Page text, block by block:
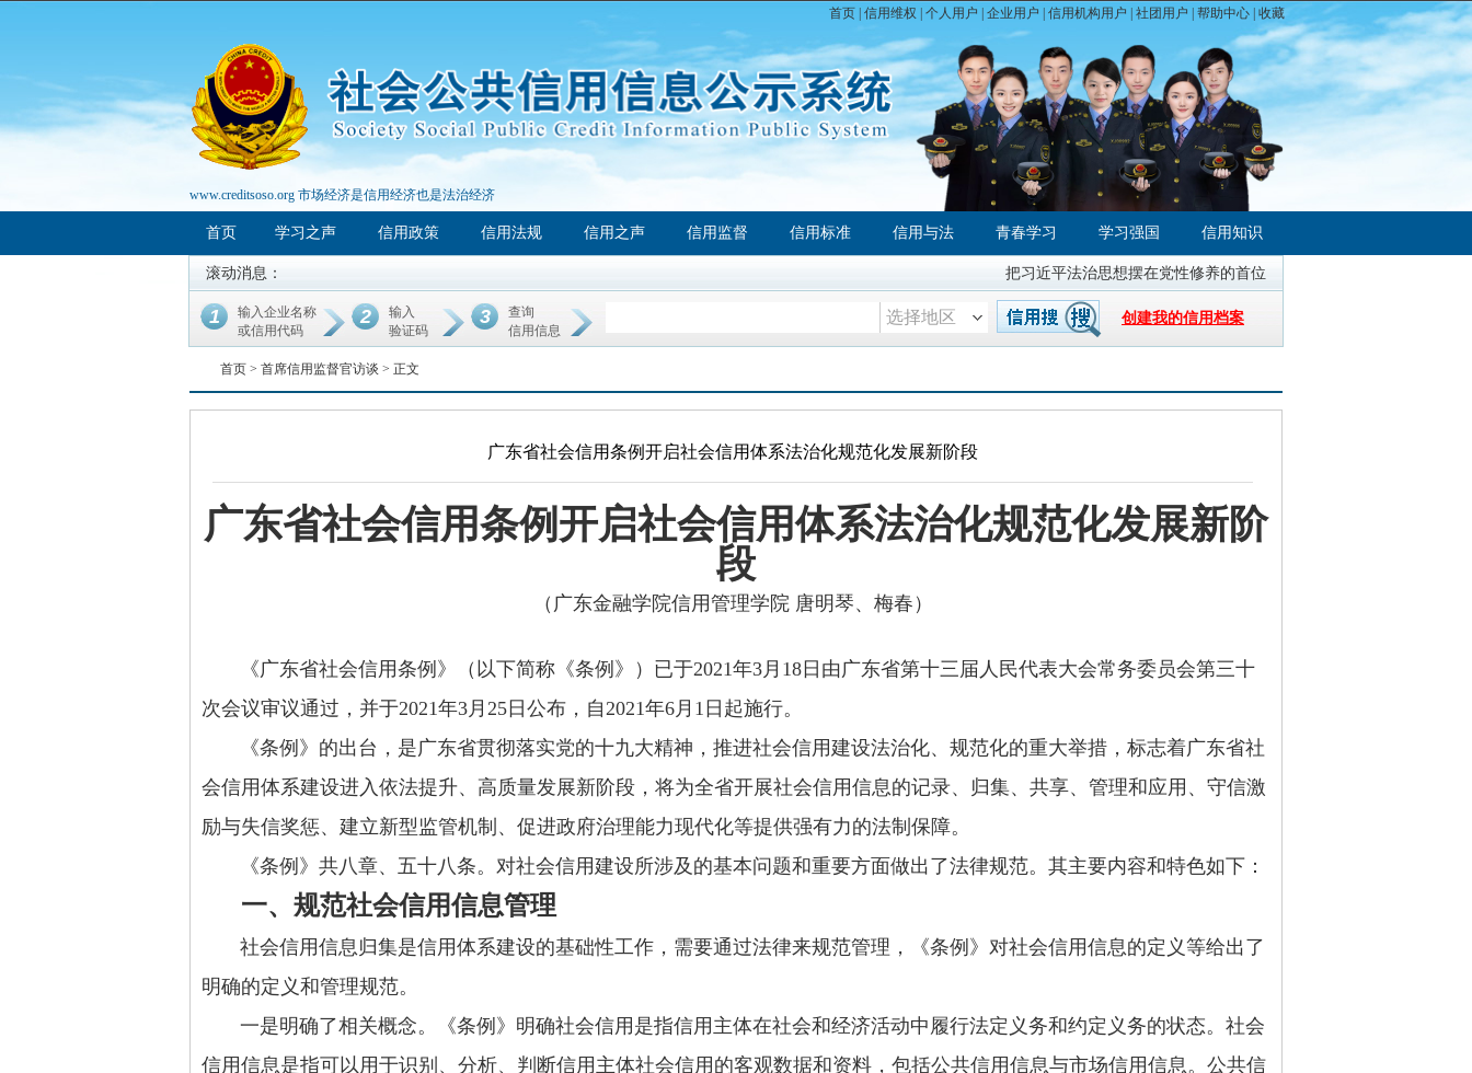
首页 信用维权 个人用户 企业用户 信用机构用户 社团用户 帮助中心 | 收藏
www.creditsoso.org 市场经济是信用经济也是法治经济
首页 学习之声 信用政策 信用法规 信用之声 信用监督 信用标准 信用与法 青春学习 学习强国 信用知识
滚动消息： 把习近平法治思想摆在党性修养的首位 全国统一大市场建设指引（试行
1
输入企业名称
或信用代码
2
输入
验证码
3
查询
信用信息
选择地区 创建我的信用档案
首页 > 首席信用监督官访谈 > 正文
广东省社会信用条例开启社会信用体系法治化规范化发展新阶段
广东省社会信用条例开启社会信用体系法治化规范化发展新阶
段
（广东金融学院信用管理学院 唐明琴、梅春）
《广东省社会信用条例》（以下简称《条例》）已于2021年3月18日由广东省第十三届人民代表大会常务委员会第三十
次会议审议通过，并于2021年3月25日公布，自2021年6月1日起施行。
《条例》的出台，是广东省贯彻落实党的十九大精神，推进社会信用建设法治化、规范化的重大举措，标志着广东省社
会信用体系建设进入依法提升、高质量发展新阶段，将为全省开展社会信用信息的记录、归集、共享、管理和应用、守信激
励与失信奖惩、建立新型监管机制、促进政府治理能力现代化等提供强有力的法制保障。
《条例》共八章、五十八条。对社会信用建设所涉及的基本问题和重要方面做出了法律规范。其主要内容和特色如下：
一、规范社会信用信息管理
社会信用信息归集是信用体系建设的基础性工作，需要通过法律来规范管理，《条例》对社会信用信息的定义等给出了
明确的定义和管理规范。
一是明确了相关概念。《条例》明确社会信用是指信用主体在社会和经济活动中履行法定义务和约定义务的状态。社会
信用信息是指可以用于识别、分析、判断信用主体社会信用的客观数据和资料，包括公共信用信息与市场信用信息。公共信